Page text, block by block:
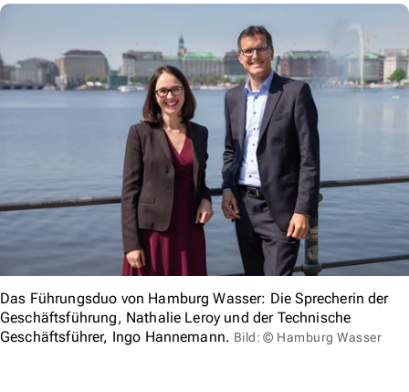
Das Führungsduo von Hamburg Wasser: Die Sprecherin der
Geschäftsführung, Nathalie Leroy und der Technische
Geschäftsführer, Ingo Hannemann. Bild: © Hamburg Wasser